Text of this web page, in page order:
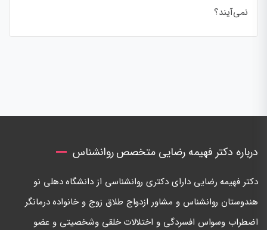
نمی‌آیند؟
درباره دکتر فهیمه رضایی متخصص روانشناس
دكتر فهيمه رضايی دارای دكتری روانشناسی از دانشگاه دهلی نو
هندوستان روانشناس و مشاور ازدواج طلاق زوج و خانواده درمانگر
اضطراب وسواس افسردگی و اختلالات خلقی وشخصيتی و عضو